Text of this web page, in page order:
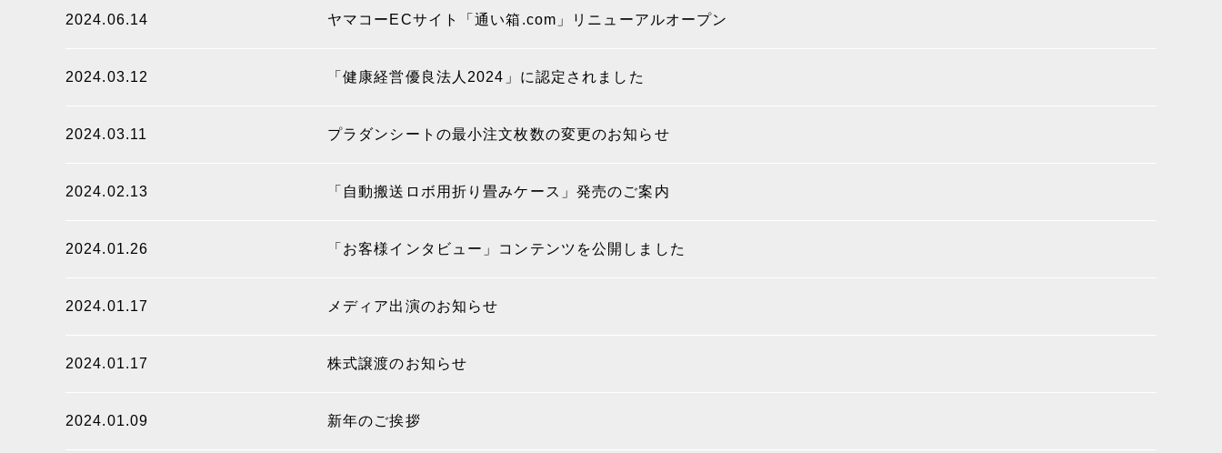
2024.06.14 ヤマコーECサイト「通い箱.com」リニューアルオープン
2024.03.12 「健康経営優良法人2024」に認定されました
2024.03.11 プラダンシートの最小注文枚数の変更のお知らせ
2024.02.13 「自動搬送ロボ用折り畳みケース」発売のご案内
2024.01.26 「お客様インタビュー」コンテンツを公開しました
2024.01.17 メディア出演のお知らせ
2024.01.17 株式譲渡のお知らせ
2024.01.09 新年のご挨拶